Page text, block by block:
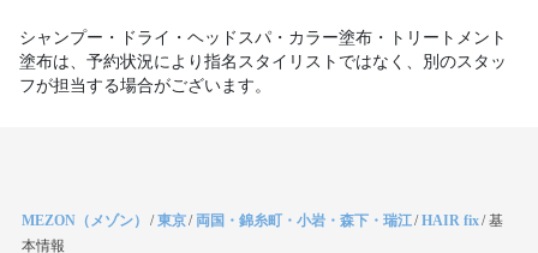
シャンプー・ドライ・ヘッドスパ・カラー塗布・トリートメント
塗布は、予約状況により指名スタイリストではなく、別のスタッ
フが担当する場合がございます。
MEZON（メゾン） /東京/ 両国・錦糸町・小岩・森下・瑞江/HAIR fix/基
本情報